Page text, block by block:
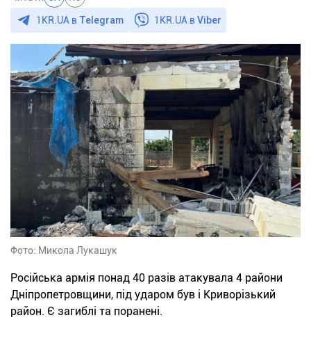
1KR.UA в Telegram 1KR.UA вViber
Фото: Микола Лукашук
Російська армія понад 40 разів атакувала 4 райони
Дніпропетровщини, під ударом був і Криворізький
район. Є загиблі та поранені.